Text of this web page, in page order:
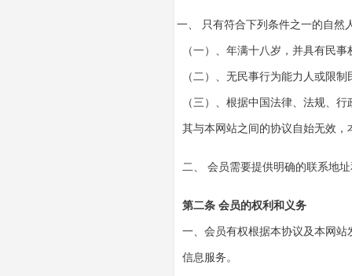
一、 只有符合下列条件之一的自然
（一）、年满十八岁，并具有民
（二）、无民事行为能力人或限
（三）、根据中国法律、法规、
其与本网站之间的协议自始无效
二、 会员需要提供明确的联系地
第二条 会员的权利和义务
一、会员有权根据本协议及本网
信息服务。